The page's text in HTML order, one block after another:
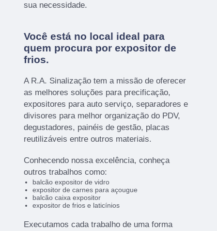
sua necessidade.
Você está no local ideal para
quem procura porexpositor de
frios.
A R.A. Sinalização tem a missão de oferecer
as melhores soluções para precificação,
expositores para auto serviço, separadores e
divisores para melhor organização do PDV,
degustadores, painéis de gestão, placas
reutilizáveis entre outros materiais.
Conhecendo nossa excelência, conheça
outros trabalhos como:
balcão expositor de vidro
expositor de carnes para açougue
balcão caixa expositor
expositor de frios e laticínios
Executamos cada trabalho de uma forma